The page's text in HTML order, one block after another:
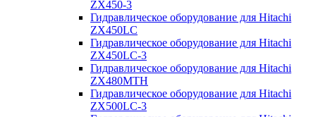
ZX450-3
Гидравлическое оборудование для Hitachi
ZX450LC
Гидравлическое оборудование для Hitachi
ZX450LC-3
Гидравлическое оборудование для Hitachi
ZX480MTH
Гидравлическое оборудование для Hitachi
ZX500LC-3